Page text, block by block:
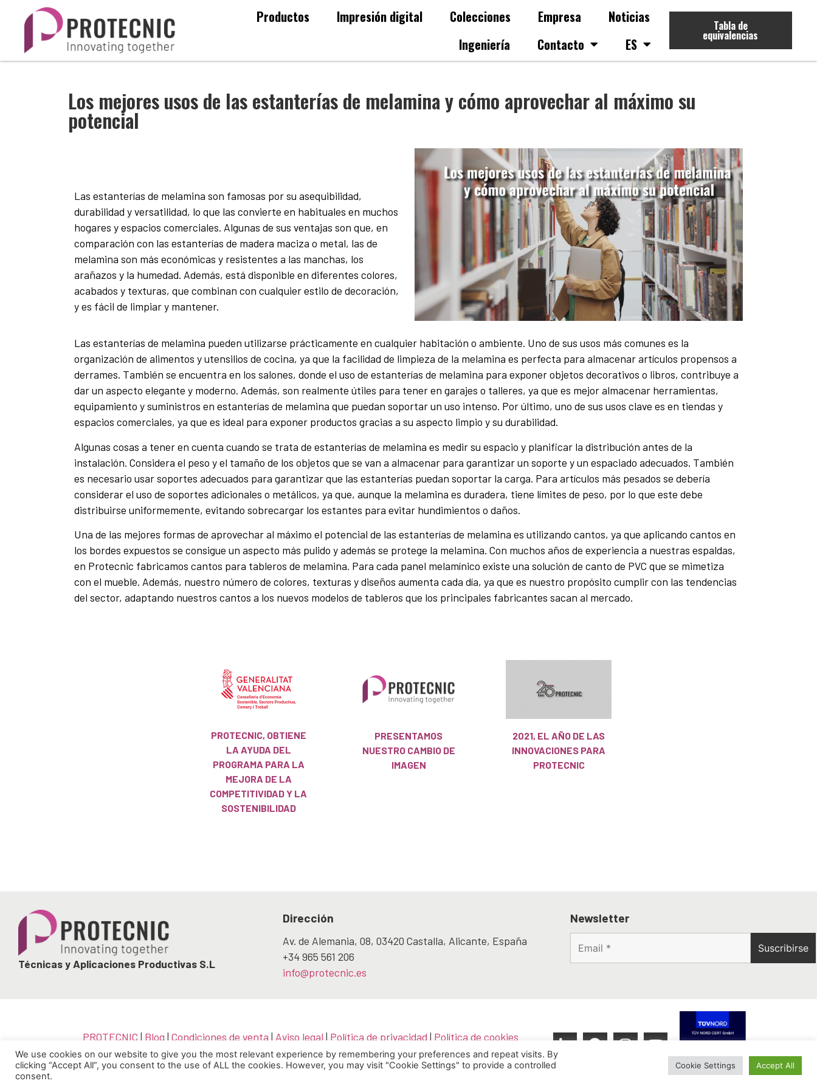
Productos Impresión digital Colecciones Empresa
Noticias
Ingeniería
Contacto ES
Tabla de
equivalencias
Los mejores usos de las estanterías de melamina y cómo aprovechar al máximo su
potencial
Las estanterías de melamina son famosas por su asequibilidad,
durabilidad y versatilidad, lo que las convierte en habituales en muchos
hogares y espacios comerciales. Algunas de sus ventajas son que, en
comparación con las estanterías de madera maciza o metal, las de
melamina son más económicas y resistentes a las manchas, los
arañazos y la humedad. Además, está disponible en diferentes colores,
acabados y texturas, que combinan con cualquier estilo de decoración,
y es fácil de limpiar y mantener.
Las estanterías de melamina pueden utilizarse prácticamente en cualquier habitación o ambiente. Uno de sus usos más comunes es la
organización de alimentos y utensilios de cocina, ya que la facilidad de limpieza de la melamina es perfecta para almacenar artículos propensos a
derrames. También se encuentra en los salones, donde el uso de estanterías de melamina para exponer objetos decorativos o libros, contribuye a
dar un aspecto elegante y moderno. Además, son realmente útiles para tener en garajes o talleres, ya que es mejor almacenar herramientas,
equipamiento y suministros en estanterías de melamina que puedan soportar un uso intenso. Por último, uno de sus usos clave es en tiendas y
espacios comerciales, ya que es ideal para exponer productos gracias a su aspecto limpio y su durabilidad.
Algunas cosas a tener en cuenta cuando se trata de estanterías de melamina es medir su espacio y planificar la distribución antes de la
instalación. Considera el peso y el tamaño de los objetos que se van a almacenar para garantizar un soporte y un espaciado adecuados. También
es necesario usar soportes adecuados para garantizar que las estanterías puedan soportar la carga. Para artículos más pesados se debería
considerar el uso de soportes adicionales o metálicos, ya que, aunque la melamina es duradera, tiene límites de peso, por lo que este debe
distribuirse uniformemente, evitando sobrecargar los estantes para evitar hundimientos o daños.
Una de las mejores formas de aprovechar al máximo el potencial de las estanterías de melamina es utilizando cantos, ya que aplicando cantos en
los bordes expuestos se consigue un aspecto más pulido y además se protege la melamina. Con muchos años de experiencia a nuestras espaldas,
en Protecnic fabricamos cantos para tableros de melamina. Para cada panel melamínico existe una solución de canto de PVC que se mimetiza
con el mueble. Además, nuestro número de colores, texturas y diseños aumenta cada día, ya que es nuestro propósito cumplir con las tendencias
del sector, adaptando nuestros cantos a los nuevos modelos de tableros que los principales fabricantes sacan al mercado.
PROTECNIC, OBTIENE
LA AYUDA DEL
PROGRAMA PARA LA
MEJORA DE LA
COMPETITIVIDAD Y LA
SOSTENIBILIDAD
PRESENTAMOS
NUESTRO CAMBIO DE
IMAGEN
2021, EL AÑO DE LAS
INNOVACIONES PARA
PROTECNIC
Técnicas y Aplicaciones Productivas S.L
Dirección
Av. de Alemania, 08, 03420 Castalla, Alicante, España
+34 965 561 206
info@protecnic.es
Newsletter
PROTECNIC | Blog |Condiciones de venta | Aviso legal | Política de privacidad | Política de cookies
|Política de calidad|Descargas|Certificaciones
We use cookies on our website to give you the most relevant experience by remembering your preferences and repeat visits. By
clicking “Accept All”, you consent to the use of ALL the cookies. However, you may visit "Cookie Settings" to provide a controlled
consent.
Cookie Settings Accept All